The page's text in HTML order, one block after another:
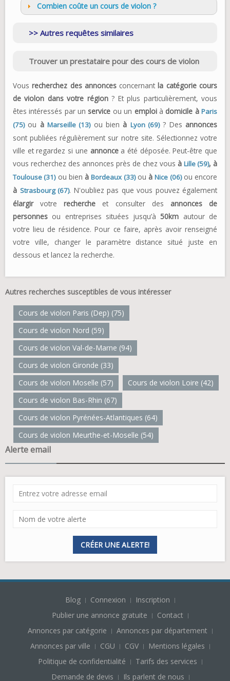
Combien coûte un cours de violon ?
Autres requêtes similaires
Trouver un prestataire pour des cours de violon
Vousrecherchez des annoncesconcernantla catégorie cours
de violon dans votre région? Et plus particulièrement, vous
êtes intéressés par unservice ou un emploià domicile àParis
(75)ou àMarseille (13)ou bien à Lyon (69)? Des annonces
sont publiées régulièrement sur notre site. Sélectionnez votre
ville et regardez si une annoncea été déposée. Peut-être que
vous recherchez des annonces près de chez vous à Lille (59), à
Toulouse (31)ou bien àBordeaux (33) ou àNice (06)ou encore
à Strasbourg (67). N'oubliez pas que vous pouvez également
élargirvotrerecherche et consulter des annonces de
personnes ou entreprises situées jusqu’à50km autour de
votre lieu de résidence. Pour ce faire, après avoir renseigné
votre ville, changer le paramètre distance situé juste en
dessous et lancez la recherche.
Autres recherches susceptibles de vous intéresser
Cours de violon Paris (Dep) (75)
Cours de violon Nord (59)
Cours de violon Val-de-Marne (94)
Cours de violon Gironde (33)
Cours de violon Moselle (57)
Cours de violon Loire (42)
Cours de violon Bas-Rhin (67)
Cours de violon Pyrénées-Atlantiques (64)
Cours de violon Meurthe-et-Moselle (54)
Alerte email
CRÉER UNE ALERTE!
Blog Connexion
Inscription
Publier une annonce gratuite
Contact
Annonces par catégorie
Annonces par département
Annonces par ville
CGU CGV
Mentions légales
Politique de confidentialité
Tarifs des services
Demande de devis
Ils parlent de nous